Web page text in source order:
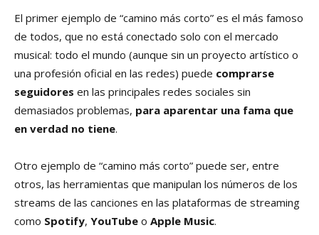
El primer ejemplo de “camino más corto” es el más famoso
de todos, que no está conectado solo con el mercado
musical: todo el mundo (aunque sin un proyecto artístico o
una profesión oficial en las redes) puede comprarse
seguidores en las principales redes sociales sin
demasiados problemas, para aparentar una fama que
en verdad no tiene.
Otro ejemplo de “camino más corto” puede ser, entre
otros, las herramientas que manipulan los números de los
streams de las canciones en las plataformas de streaming
como Spotify, YouTube o Apple Music.